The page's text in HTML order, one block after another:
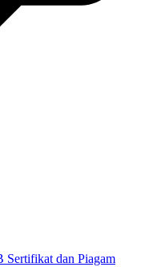
Sertifikat dan Piagam